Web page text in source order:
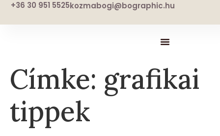
+36 30 951 5525kozmabogi@bographic.hu
Címke: grafikai
tippek